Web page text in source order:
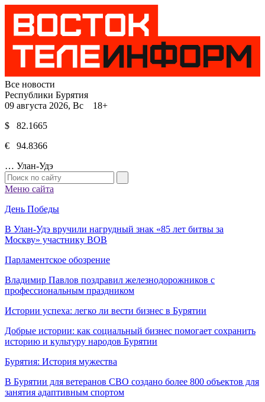
Все новости
Республики Бурятия
09 августа 2026, Вс 18+
$ 82.1665
€ 94.8366
… Улан-Удэ
Меню сайта
День Победы
В Улан-Удэ вручили нагрудный знак «85 лет битвы за
Москву» участнику ВОВ
Парламентское обозрение
Владимир Павлов поздравил железнодорожников с
профессиональным праздником
Истории успеха: легко ли вести бизнес в Бурятии
Добрые истории: как социальный бизнес помогает сохранить
историю и культуру народов Бурятии
Бурятия: История мужества
В Бурятии для ветеранов СВО создано более 800 объектов для
занятия адаптивным спортом